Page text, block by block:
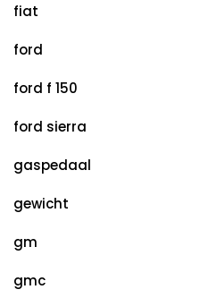
fiat
ford
ford f 150
ford sierra
gaspedaal
gewicht
gm
gmc